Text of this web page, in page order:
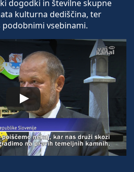
dogodki in številne skupne
kulturna dediščina, ter
vsebinami.